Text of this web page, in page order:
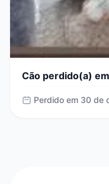
Cão perdido(a)
Perdido em 30 de